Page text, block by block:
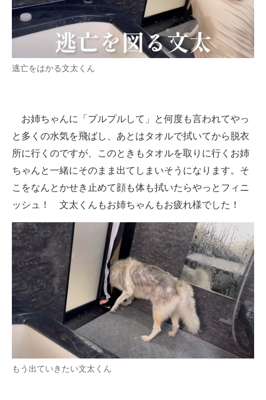
逃亡をはかる文太くん
お姉ちゃんに「プルプルして」と何度も言われてやっ
と多くの水気を飛ばし、あとはタオルで拭いてから脱衣
所に行くのですが、このときもタオルを取りに行くお姉
ちゃんと一緒にそのまま出てしまいそうになります。そ
こをなんとかせき止めて顔も体も拭いたらやっとフィニ
ッシュ！ 文太くんもお姉ちゃんもお疲れ様でした！
もう出ていきたい文太くん